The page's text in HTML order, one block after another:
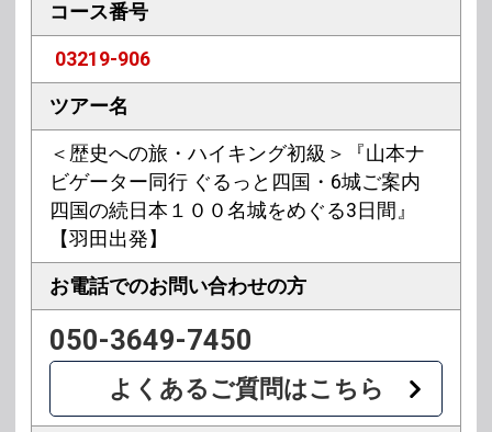
コース番号
03219-906
ツアー名
＜歴史への旅・ハイキング初級＞『山本ナ
ビゲーター同行 ぐるっと四国・6城ご案内
四国の続日本１００名城をめぐる3日間』
【羽田出発】
お電話でのお問い合わせの方
050-3649-7450
よくあるご質問はこちら